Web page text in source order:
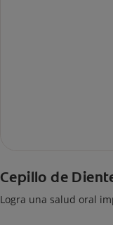
Cepillo de
Logra una salud oral